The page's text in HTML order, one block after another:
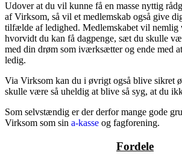
Udover at du vil kunne få en masse nyttig
af Virksom, så vil et medlemskab også give
tilfælde af ledighed. Medlemskabet vil nemlig
hvorvidt du kan få dagpenge, sæt du skulle
med din drøm som iværksætter og ende med
ledig.
Via Virksom kan du i øvrigt også blive sikret
skulle være så uheldig at blive så syg, at du
Som selvstændig er der derfor mange gode
Virksom som sin a-kasse og fagforening.
Fordele